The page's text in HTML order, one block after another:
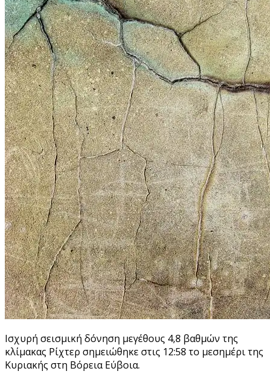
Ισχυρή σεισμική δόνηση μεγέθους 4,8 βαθμών της
κλίμακας Ρίχτερ σημειώθηκε στις 12:58 το μεσημέρι της
Κυριακής στη Βόρεια Εύβοια.